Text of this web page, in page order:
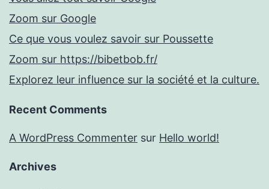
Zoom sur Google
Ce que vous voulez savoir sur Poussette
Zoom sur https://bibetbob.fr/
Explorez leur influence sur la société et la culture.
Recent Comments
A WordPress Commenter sur Hello world!
Archives